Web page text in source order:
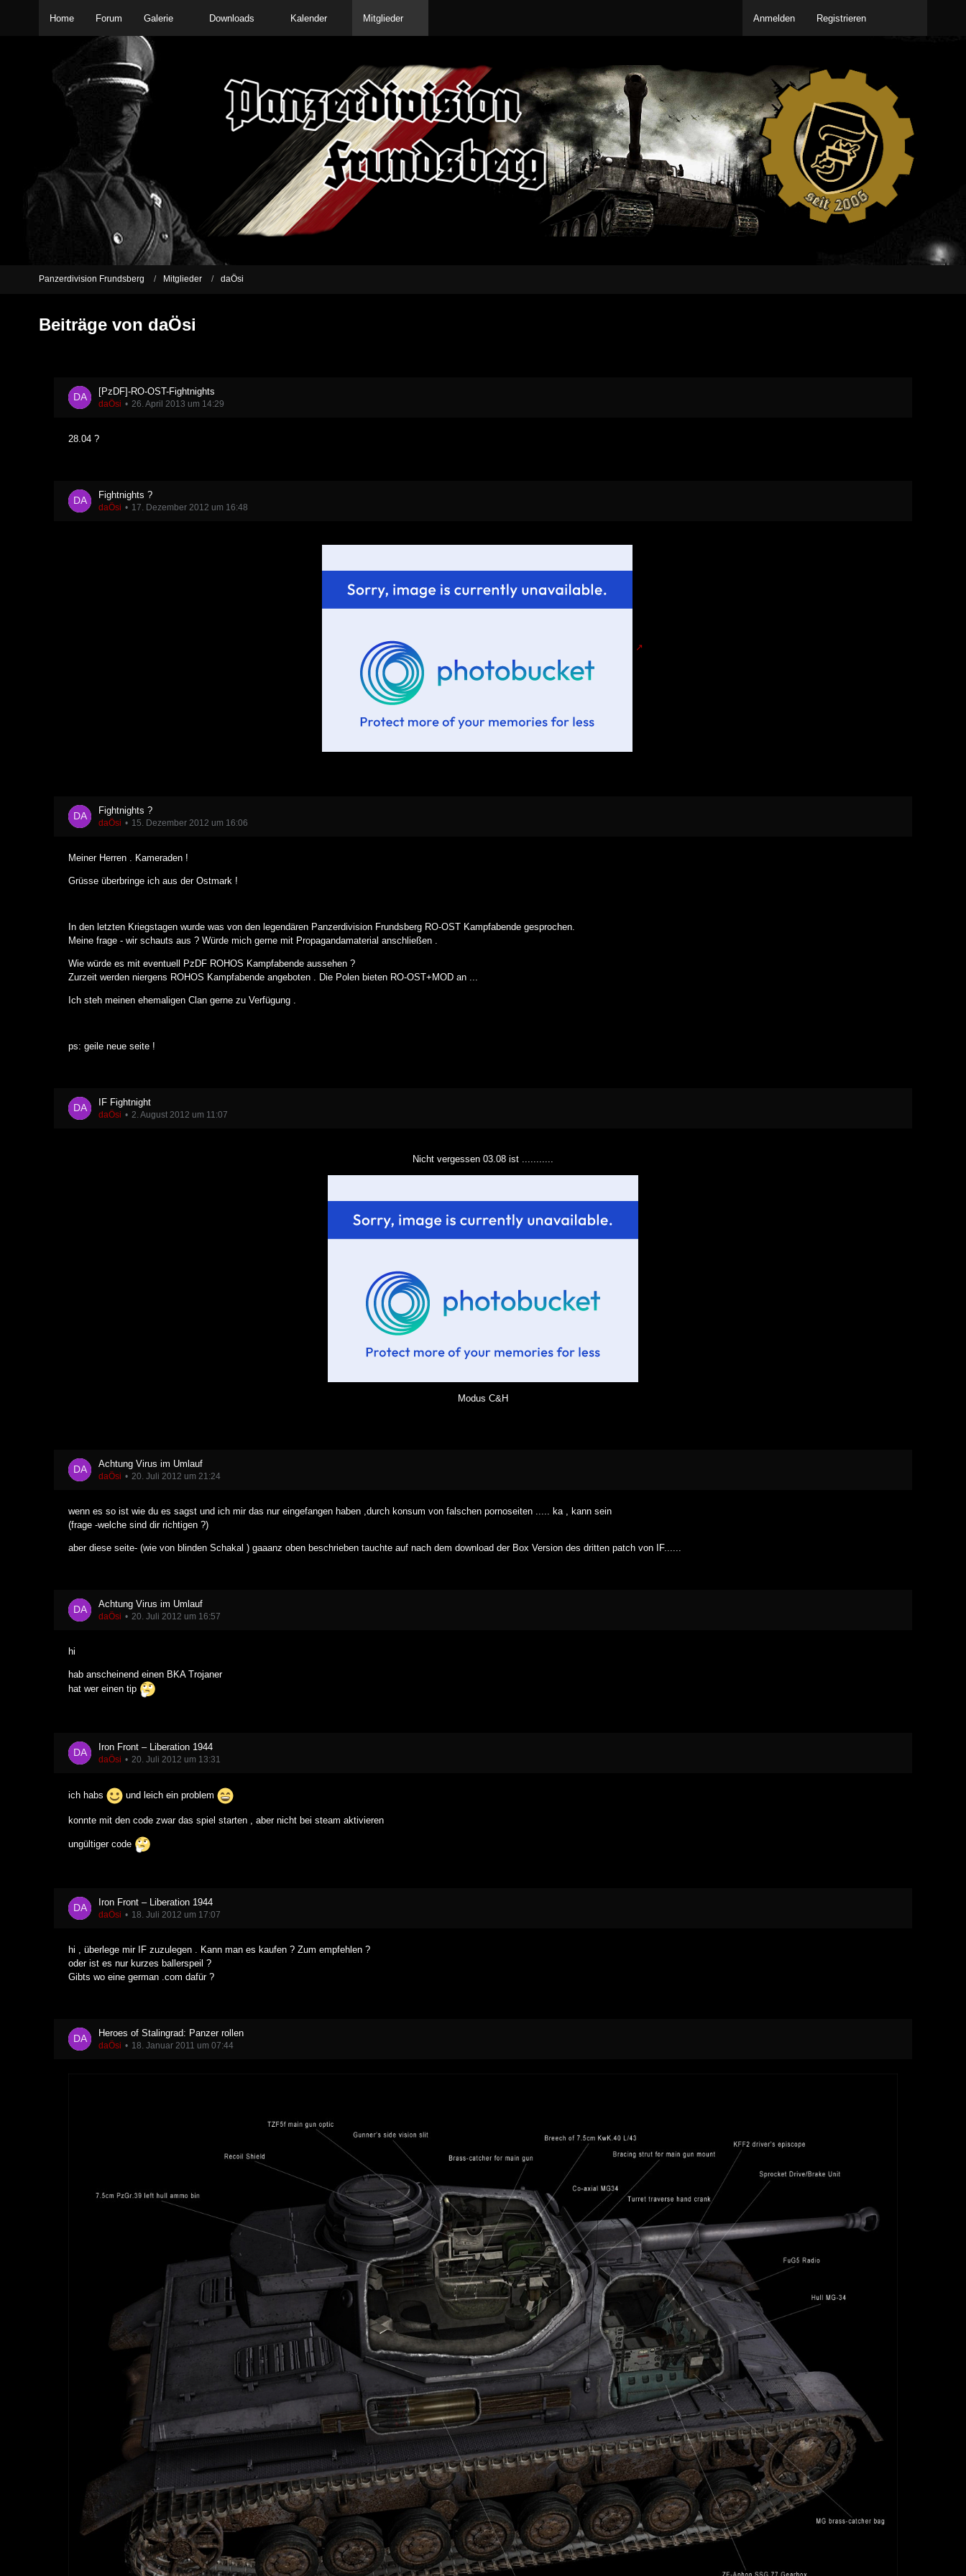
Home Forum Galerie Downloads Kalender Mitglieder Anmelden Registrieren
Panzerdivision Frundsberg Mitglieder daÖsi
Beiträge von daÖsi
[PzDF]-RO-OST-Fightnights
daÖsi 26. April 2013 um 14:29
28.04 ?
Fightnights ?
daÖsi 17. Dezember 2012 um 16:48
Fightnights ?
daÖsi 15. Dezember 2012 um 16:06
Meiner Herren . Kameraden !
Grüsse überbringe ich aus der Ostmark !
In den letzten Kriegstagen wurde was von den legendären Panzerdivision Frundsberg RO-OST Kampfabende gesprochen.
Meine frage - wir schauts aus ? Würde mich gerne mit Propagandamaterial anschließen .
Wie würde es mit eventuell PzDF ROHOS Kampfabende aussehen ?
Zurzeit werden niergens ROHOS Kampfabende angeboten . Die Polen bieten RO-OST+MOD an ...
Ich steh meinen ehemaligen Clan gerne zu Verfügung .
ps: geile neue seite !
IF Fightnight
daÖsi 2. August 2012 um 11:07
Nicht vergessen 03.08 ist ...........
Modus C&H
Achtung Virus im Umlauf
daÖsi 20. Juli 2012 um 21:24
wenn es so ist wie du es sagst und ich mir das nur eingefangen haben ,durch konsum von falschen pornoseiten ..... ka , kann sein
(frage -welche sind dir richtigen ?)
aber diese seite- (wie von blinden Schakal ) gaaanz oben beschrieben tauchte auf nach dem download der Box Version des dritten patch von IF......
Achtung Virus im Umlauf
daÖsi 20. Juli 2012 um 16:57
hi
hab anscheinend einen BKA Trojaner
hat wer einen tip
Iron Front – Liberation 1944
daÖsi 20. Juli 2012 um 13:31
ich habs und leich ein problem
konnte mit den code zwar das spiel starten , aber nicht bei steam aktivieren
ungültiger code
Iron Front – Liberation 1944
daÖsi 18. Juli 2012 um 17:07
hi , überlege mir IF zuzulegen . Kann man es kaufen ? Zum empfehlen ?
oder ist es nur kurzes ballerspeil ?
Gibts wo eine german .com dafür ?
Heroes of Stalingrad: Panzer rollen
daÖsi 18. Januar 2011 um 07:44